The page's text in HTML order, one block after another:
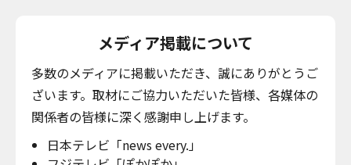
メディア掲載について
多数のメディアに掲載いただき、誠にありがとうご
ざいます。取材にご協力いただいた皆様、各媒体の
関係者の皆様に深く感謝申し上げます。
日本テレビ「news every.」